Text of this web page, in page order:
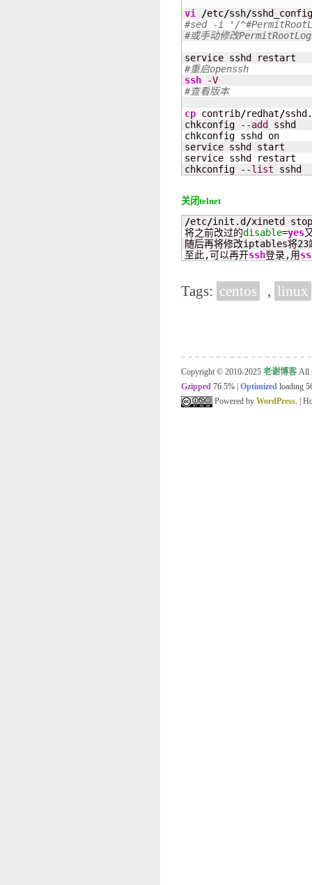
vi /etc/ssh/
#sed -i '/
#或手动修改
#重启openssh
ssh
-V
#查看版本
cp contrib/redhat/
chkconfig
--add
sshd
chkconfig sshd on
service sshd start
service sshd restart
chkconfig
--list sshd
关闭telnet
/etc/init.d/xinetd
将之前改过的disable=yes
随后再将修改iptables将23
至此,可以再开ssh登录,用
Tags: centos , linux
Copyright © 2010-2025 老谢博客 All
Gzipped 76.5% | Optimized loading
Powered by WordPress . |